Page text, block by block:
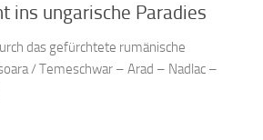
ins ungarische Paradies
das gefürchtete rumänische
/ Temeschwar – Arad – Nadlac –